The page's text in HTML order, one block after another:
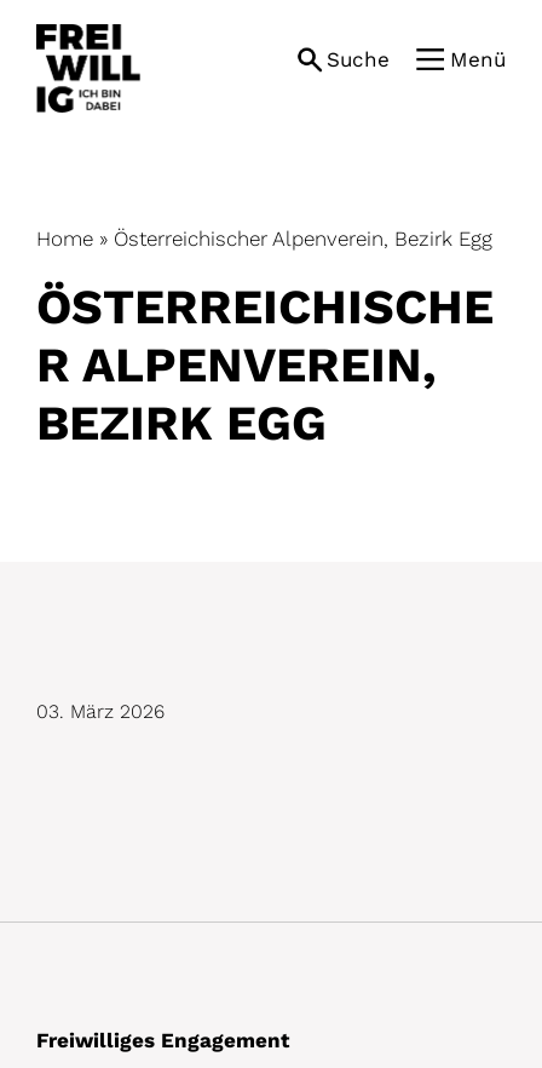
content
Suche Menü
Home » Österreichischer Alpenverein, Bezirk Egg
ÖSTERREICHISCHE
R ALPENVEREIN,
BEZIRK EGG
D
03. März 2026
Freiwilliges Engagement